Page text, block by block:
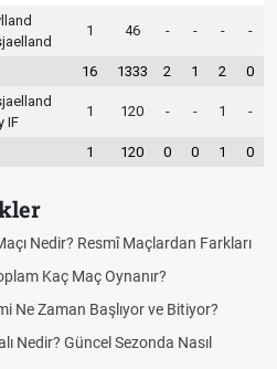
1 46 - - - -
16 1333 2 1 2 0
IF
1 120 - - 1 -
1 120 0 0 1 0
Nedir? Resmî Maçlardan Farkları
Kaç Maç Oynanır?
Ne Zaman Başlıyor ve Bitiyor?
Nedir? Güncel Sezonda Nasıl